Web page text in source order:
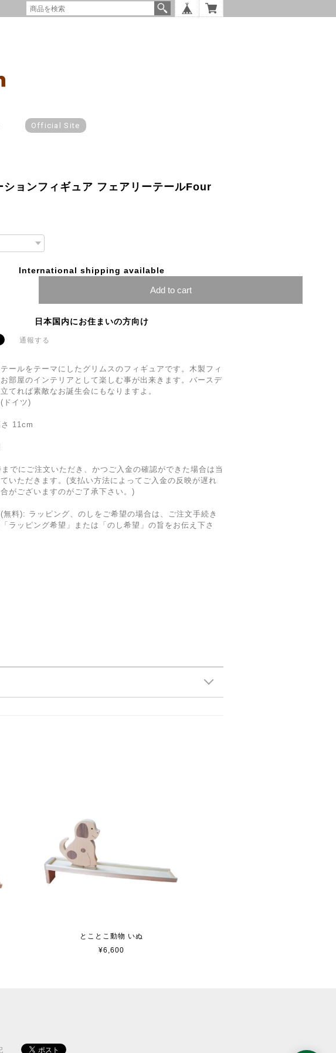
Official Site
ションフィギュア フェアリーテールFour
International shipping available
Add to cart
日本国内にお住まいの方向け
通報する
ールをテーマにしたグリムスのフィギュアです。木製フィ
部屋のインテリアとして楽しむ事が出来きます。バースデ
てれば素敵なお誕生会にもなりますよ。
ドイツ)
11cm
でにご注文いただき、かつご入金の確認ができた場合は当
いただきます。(支払い方法によってご入金の反映が遅れ
がございますのがご了承下さい。)
無料): ラッピング、のしをご希望の場合は、ご注文手続き
ラッピング希望」または「のし希望」の旨をお伝え下さ
とことこ動物 いぬ
¥6,600